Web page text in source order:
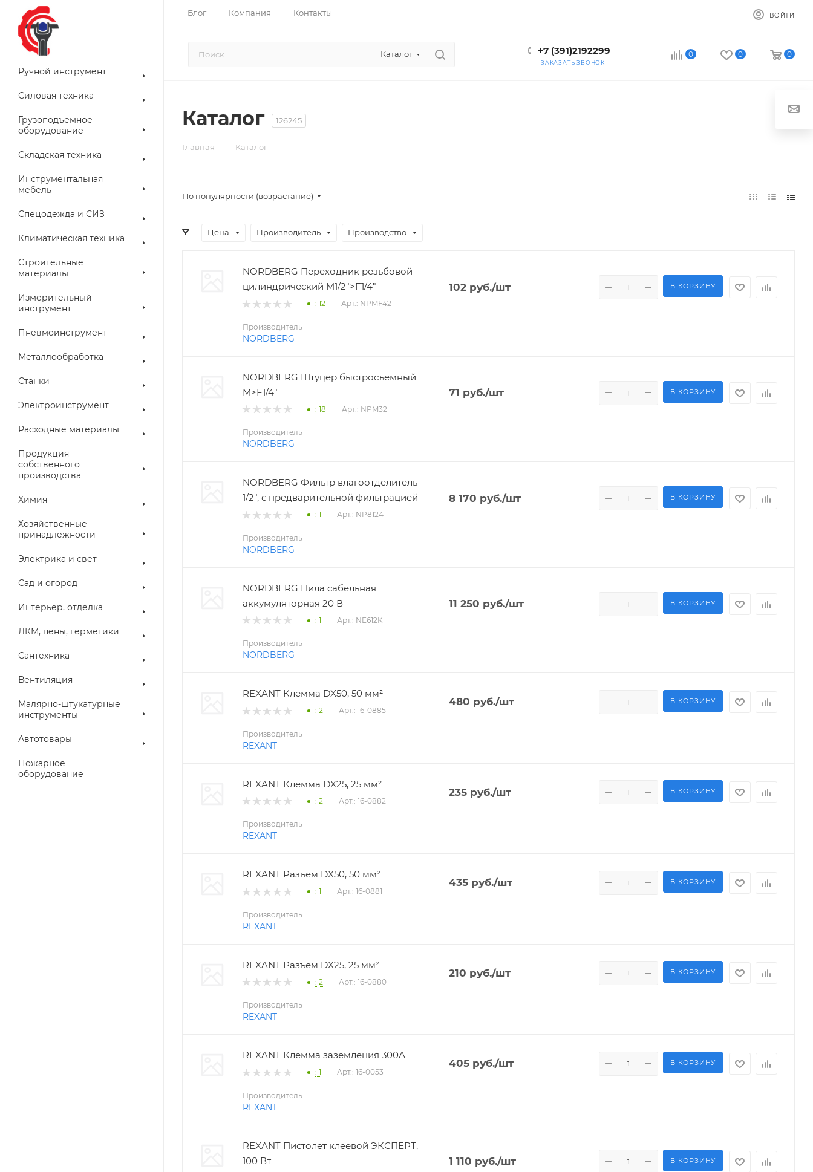
Блог Компания Контакты ВОЙТИ
Каталог +7 (391)2192299
ЗАКАЗАТЬ ЗВОНОК
0 0 0
Ручной инструмент
Силовая техника
Грузоподъемное
оборудование
Складская техника
Инструментальная
мебель
Спецодежда и СИЗ
Климатическая техника
Строительные
материалы
Измерительный
инструмент
Пневмоинструмент
Металлообработка
Станки
Электроинструмент
Расходные материалы
Продукция
собственного
производства
Химия
Хозяйственные
принадлежности
Электрика и свет
Сад и огород
Интерьер, отделка
ЛКМ, пены, герметики
Сантехника
Вентиляция
Малярно-штукатурные
инструменты
Автотовары
Пожарное
оборудование
Каталог 126245
Главная — Каталог
По популярности (возрастание)
Цена Производитель Производство
NORDBERG Переходник резьбовой
цилиндрический M1/2">F1/4"
: 12 Арт.: NPMF42
102руб./шт В КОРЗИНУ
Производитель
NORDBERG
NORDBERG Штуцер быстросъемный
M>F1/4"
: 18 Арт.: NPM32
71 руб./шт В КОРЗИНУ
Производитель
NORDBERG
NORDBERG Фильтр влагоотделитель
1/2", с предварительной фильтрацией
: 1 Арт.: NP8124
8 170 руб./шт В КОРЗИНУ
Производитель
NORDBERG
NORDBERG Пила сабельная
аккумуляторная 20 В
: 1 Арт.: NE612K
11 250 руб./шт В КОРЗИНУ
Производитель
NORDBERG
REXANT Клемма DX50, 50 мм²
: 2 Арт.: 16-0885
480 руб./шт В КОРЗИНУ
Производитель
REXANT
REXANT Клемма DX25, 25 мм²
: 2 Арт.: 16-0882
235руб./шт В КОРЗИНУ
Производитель
REXANT
REXANT Разъём DX50, 50 мм²
: 1 Арт.: 16-0881
435руб./шт В КОРЗИНУ
Производитель
REXANT
REXANT Разъём DX25, 25 мм²
: 2 Арт.: 16-0880
210 руб./шт В КОРЗИНУ
Производитель
REXANT
REXANT Клемма заземления 300А
: 1 Арт.: 16-0053
405руб./шт В КОРЗИНУ
Производитель
REXANT
REXANT Пистолет клеевой ЭКСПЕРТ,
100 Вт
1 110 руб./шт В КОРЗИНУ